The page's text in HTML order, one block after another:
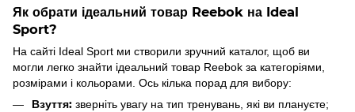
Як обрати ідеальний товар Reebok на Ideal
Sport?
На сайті Ideal Sport ми створили зручний каталог, щоб ви
могли легко знайти ідеальний товар Reebok за категоріями,
розмірами і кольорами. Ось кілька порад для вибору:
Взуття: зверніть увагу на тип тренувань, які ви плануєте;